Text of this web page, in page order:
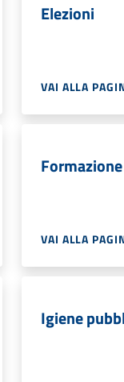
Elezioni
VAI ALLA
VAI ALLA
Igiene